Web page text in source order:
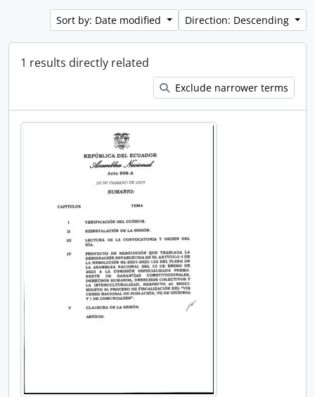
Sort by: Date modified Direction: Descending
1 results directly related
Exclude narrower terms